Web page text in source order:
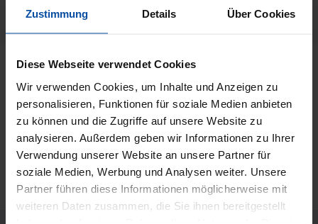
Zustimmung Details Über Cookies
Diese Webseite verwendet Cookies
Wir verwenden Cookies, um Inhalte und Anzeigen zu
personalisieren, Funktionen für soziale Medien anbieten
zu können und die Zugriffe auf unsere Website zu
analysieren. Außerdem geben wir Informationen zu Ihrer
Verwendung unserer Website an unsere Partner für
soziale Medien, Werbung und Analysen weiter. Unsere
Partner führen diese Informationen möglicherweise mit
weiteren Daten zusammen, die Sie ihnen bereitgestellt
21101
Beschreibung
Rondo Eiswasser - 250 ml 21101 Rondo Eiswasser Inhalt
250 ml Hochwert…Mehr
Informationen zur Produktsicherheit
Trusted Shops Bewertungen